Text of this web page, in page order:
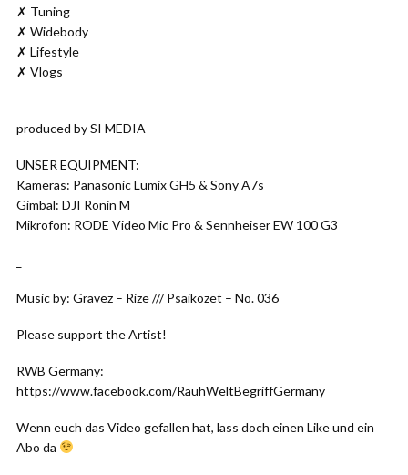
✗ Tuning
✗ Widebody
✗ Lifestyle
✗ Vlogs
produced by SI MEDIA
UNSER EQUIPMENT:
Kameras: Panasonic Lumix GH5 & Sony A7s
Gimbal: DJI Ronin M
Mikrofon: RODE Video Mic Pro & Sennheiser EW 100 G3
Music by: Gravez – Rize /// Psaikozet – No. 036
Please support the Artist!
RWB Germany:
https://www.facebook.com/RauhWeltBegriffGermany
Wenn euch das Video gefallen hat, lass doch einen Like und ein
Abo da